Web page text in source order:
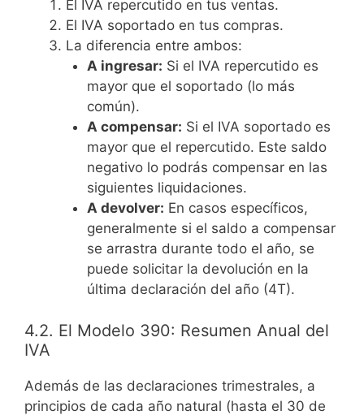
El IVA repercutido en tus ventas.
El IVA soportado en tus compras.
La diferencia entre ambos:
A ingresar: Si el IVA repercutido es
mayor que el soportado (lo más
común).
A compensar: Si el IVA soportado es
mayor que el repercutido. Este saldo
negativo lo podrás compensar en las
siguientes liquidaciones.
A devolver: En casos específicos,
generalmente si el saldo a compensar
se arrastra durante todo el año, se
puede solicitar la devolución en la
última declaración del año (4T).
4.2. El Modelo 390: Resumen Anual del
IVA
Además de las declaraciones trimestrales, a
principios de cada año natural (hasta el 30 de